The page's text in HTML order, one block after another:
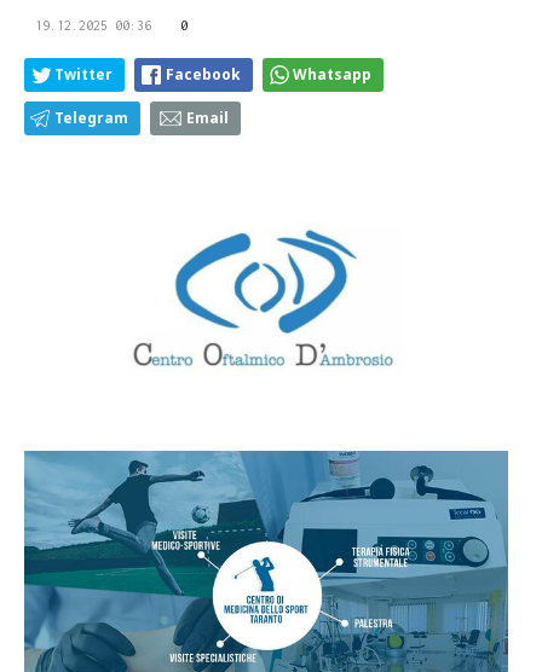
19.12.2025 00:36 0
Twitter Facebook Whatsapp
Telegram Email